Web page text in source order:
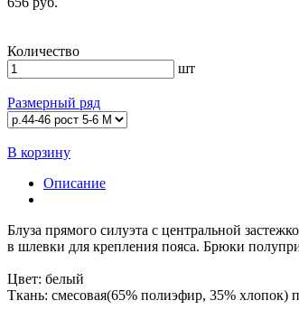
Количество
шт
Размерный ряд
В корзину
Описание
Блуза прямого силуэта с центральной
в шлевки для крепления пояса. Брюки
Цвет: белый
Ткань: смесовая(65% полиэфир, 35% хлопок)